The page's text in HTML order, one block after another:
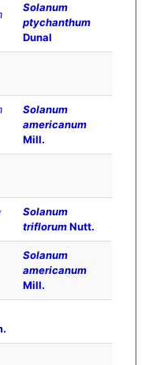
Solanum
ptychanthum
Dunal
Solanum
americanum
Mill.
Solanum
triflorumNutt.
Solanum
americanum
Mill.